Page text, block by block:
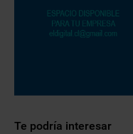
Te podría interesar